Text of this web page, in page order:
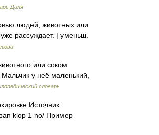
Даля
людей, животных или
рассуждает. | уменьш.
или соком
у неё маленький,
словарь
Источник:
klop 1 no/ Пример